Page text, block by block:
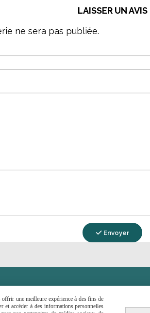
LAISSER UN AVIS
ne sera pas publiée.
Envoyer
une meilleure expérience à des fins de
et accéder à des informations personnelles